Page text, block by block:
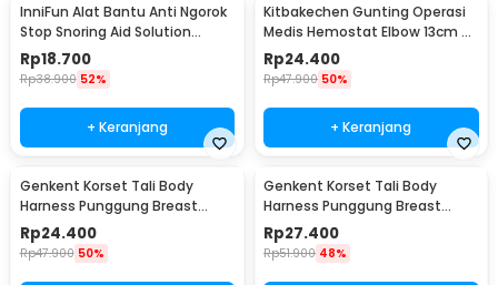
InniFun Alat Bantu Anti Ngorok
Stop Snoring Aid Solution
Tongue Guard - G7G40
Rp18.700
Rp38.900 52%
+ Keranjang
Kitbakechen Gunting Operasi
Medis Hemostat Elbow 13cm -
J4-682
Rp24.400
Rp47.900 50%
+ Keranjang
Genkent Korset Tali Body
Harness Punggung Breast
Support S - BBJ-16
Rp24.400
Rp47.900 50%
Genkent Korset Tali Body
Harness Punggung Breast
Support M - BBJ-16
Rp27.400
Rp51.900 48%